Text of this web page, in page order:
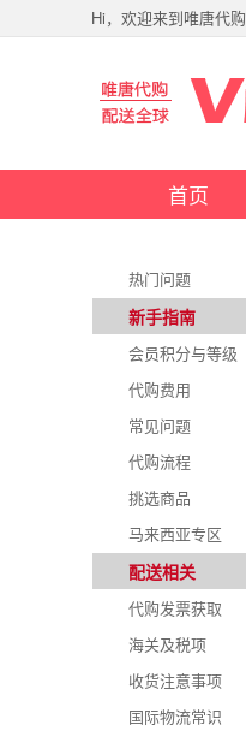
Hi，欢迎来到唯唐代购
首页
热门问题
新手指南
会员积分与等级
代购费用
常见问题
代购流程
挑选商品
马来西亚专区
配送相关
代购发票获取
海关及税项
收货注意事项
国际物流常识